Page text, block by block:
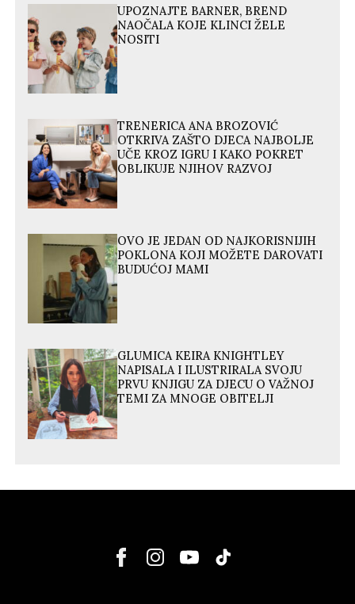
UPOZNAJTE BARNER, BREND
NAOČALA KOJE KLINCI ŽELE
NOSITI
TRENERICA ANA BROZOVIĆ
OTKRIVA ZAŠTO DJECA NAJBOLJE
UČE KROZ IGRU I KAKO POKRET
OBLIKUJE NJIHOV RAZVOJ
OVO JE JEDAN OD NAJKORISNIJIH
POKLONA KOJI MOŽETE DAROVATI
BUDUĆOJ MAMI
GLUMICA KEIRA KNIGHTLEY
NAPISALA I ILUSTRIRALA SVOJU
PRVU KNJIGU ZA DJECU O VAŽNOJ
TEMI ZA MNOGE OBITELJI